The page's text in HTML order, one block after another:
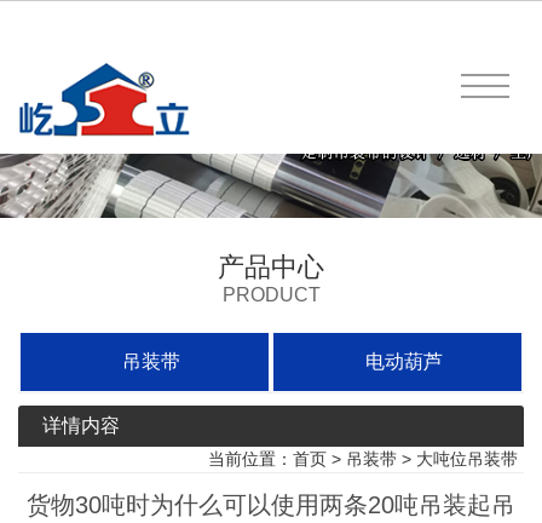
产品中心
PRODUCT
吊装带 电动葫芦
详情内容
当前位置： 首页 > 吊装带 > 大吨位吊装带
货物30吨时为什么可以使用两条20吨吊装起吊